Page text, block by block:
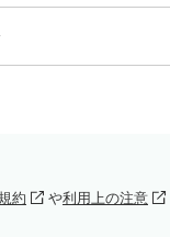
約 や利用上の注意